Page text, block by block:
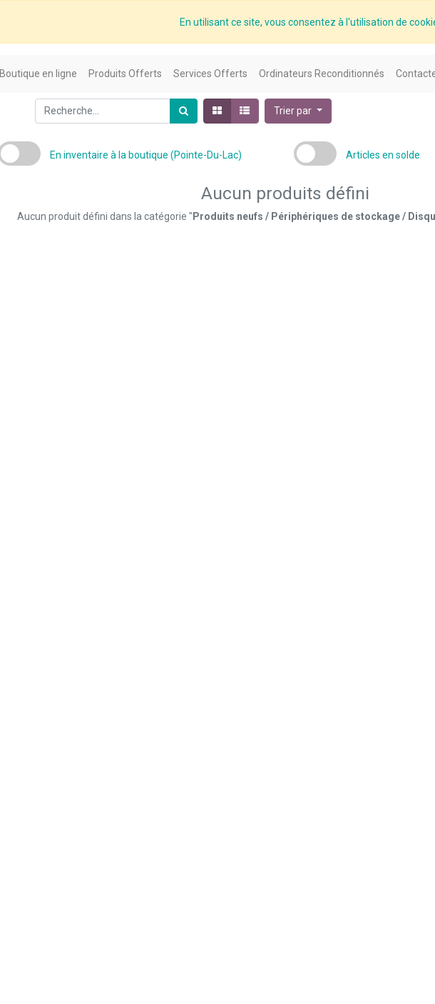
En utilisant ce site, vous consentez à l'utilisation de
Boutique en ligne Produits Offerts Services Offerts Ordinateurs Reconditionnés
Trier par
En inventaire à la boutique (Pointe-Du-Lac) Articles en solde
Aucun produits défini
Aucun produit défini dans la catégorie " Produits neufs / Périphériques de stockage /